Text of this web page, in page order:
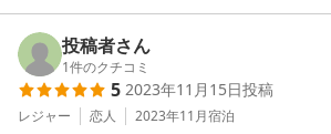
変嬉しく思います。
また、当宿自慢のお風呂からの星空やコーヒ
ただけたようで何よりです。
ぜひまた季節を変えて、違った表情の古民家
てください。心よりお待ちしております。
投稿者さん
1件のクチコミ
5 2023年11月15日投稿
レジャー 恋人 2023年11月宿泊